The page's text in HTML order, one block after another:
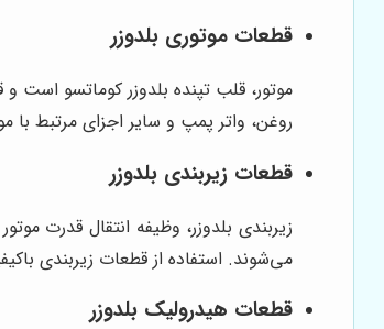
قطعات موتوری بلدوزر
موتور، قلب تپنده بلدوزر کوماتسو
روغن، واتر پمپ و سایر اجزای مرتبط
قطعات زیربندی بلدوزر
زیربندی بلدوزر، وظیفه انتقال قدرت
می‌شوند. استفاده از قطعات زیربندی
قطعات هیدرولیک بلدوزر